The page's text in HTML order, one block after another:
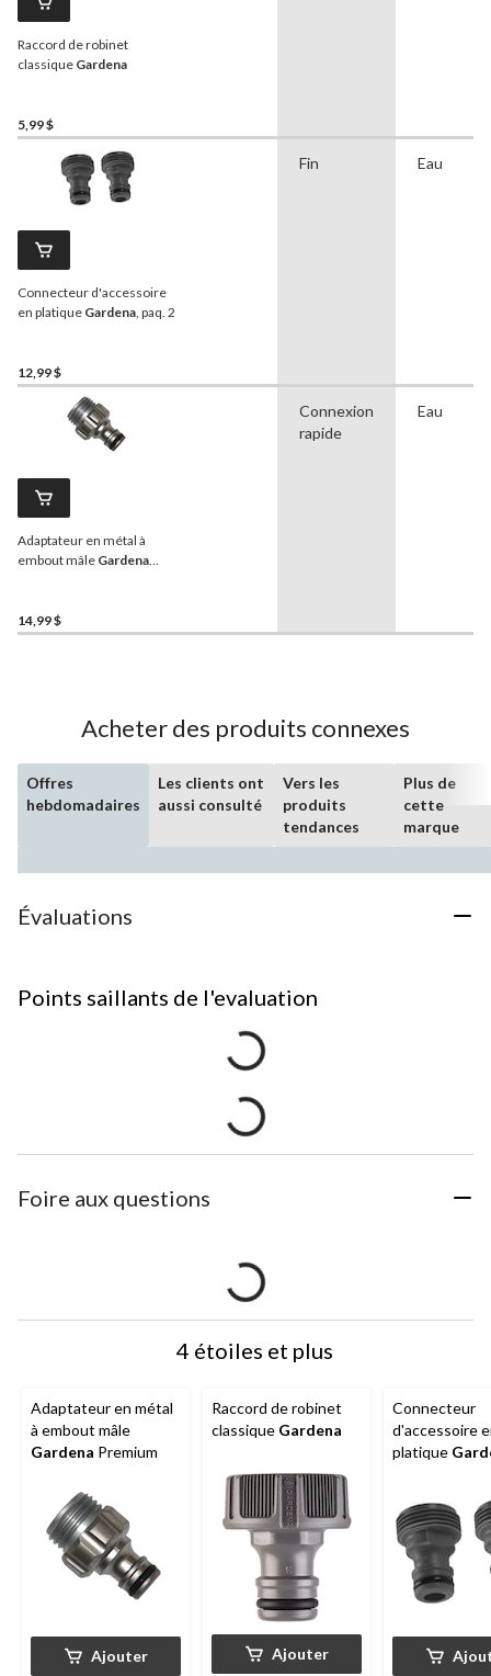
Raccord de robinet
classique Gardena
5,99 $
Connecteur d'accessoire
en platique Gardena , paq. 2
12,99 $
Fin Eau
Adaptateur en métal à
embout mâle Gardena
14,99 $
Connexion
rapide
Eau
Acheter des produits connexes
Offres
hebdomadaires
Les clients ont
aussi consulté
Vers les
produits
tendances
Plus de
cette
marque
Évaluations
Points saillants de l'evaluation
Foire aux questions
4 étoiles et plus
Adaptateur en métal
à embout mâle
Gardena Premium
Ajouter
Raccord de robinet
classique Gardena
Ajouter
Connecteur
d'accessoire
platique